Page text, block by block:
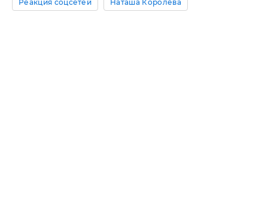
Реакция соцсетей Наташа Королёва